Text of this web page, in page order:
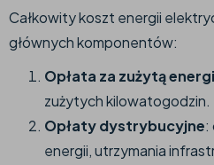
Całkowity koszt energii
głównych komponentów:​
Opłata za zużytą
zużytych kilowatogodzin.​
Opłaty dystrybucyjne:
energii, utrzymania